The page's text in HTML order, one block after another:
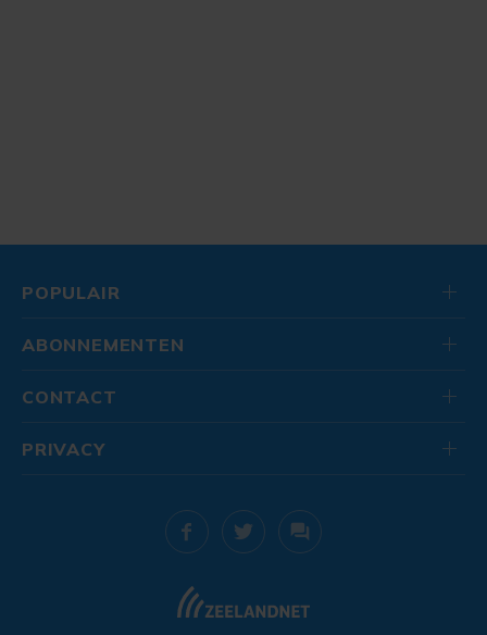
POPULAIR
ABONNEMENTEN
CONTACT
PRIVACY